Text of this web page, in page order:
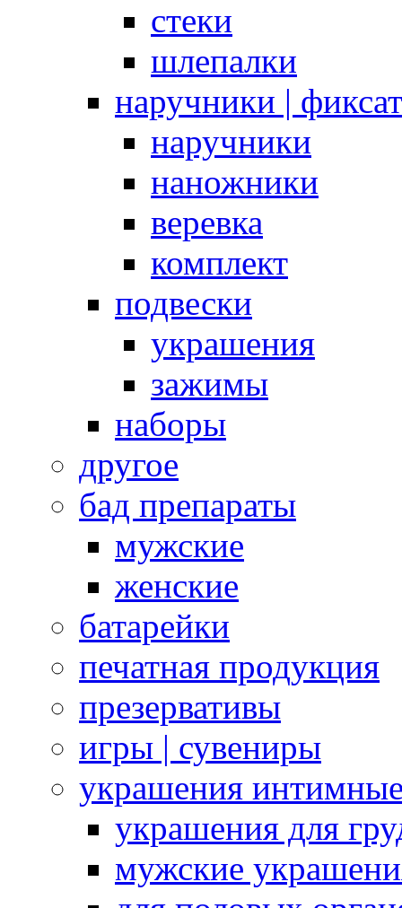
стеки
шлепалки
наручники |
наручники
наножники
веревка
комплект
подвески
украшения
зажимы
наборы
другое
бад препараты
мужские
женские
батарейки
печатная продукция
презервативы
игры | сувениры
украшения
украшения для
мужские